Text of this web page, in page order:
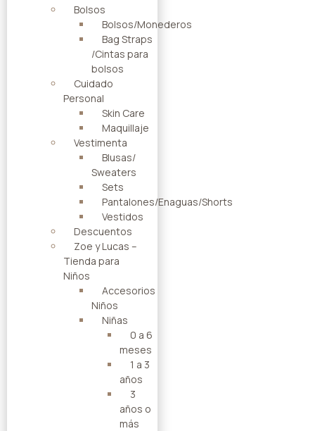
Bolsos
Bolsos/Monederos
Bag Straps
/Cintas para
bolsos
Cuidado
Personal
Skin Care
Maquillaje
Vestimenta
Blusas/
Sweaters
Sets
Pantalones/Enaguas/Shorts
Vestidos
Descuentos
Zoe y Lucas –
Tienda para
Niños
Accesorios
Niños
Niñas
0 a 6
meses
1 a 3
años
3
años o
más